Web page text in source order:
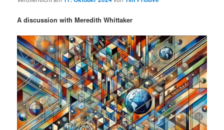
m
ä
r
e
n
I
u
n
d
ä
r
e
n
v
i
g
a
t
i
o
n
A discussion with Meredith Whittaker